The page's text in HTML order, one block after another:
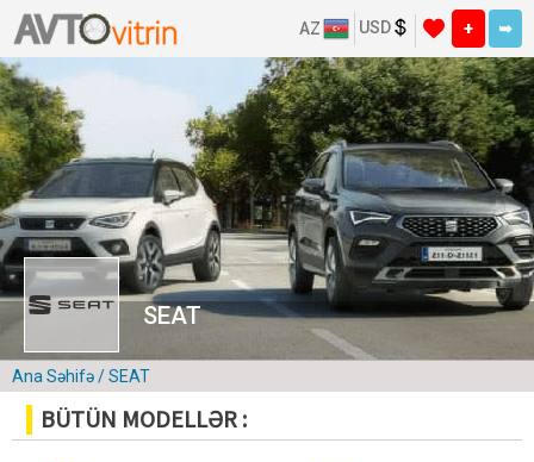
AZ USD + ➥
SEAT
Ana Səhifə/ SEAT
BÜTÜN MODELLƏR :